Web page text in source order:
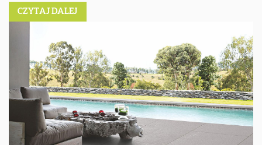
CZYTAJ DALEJ